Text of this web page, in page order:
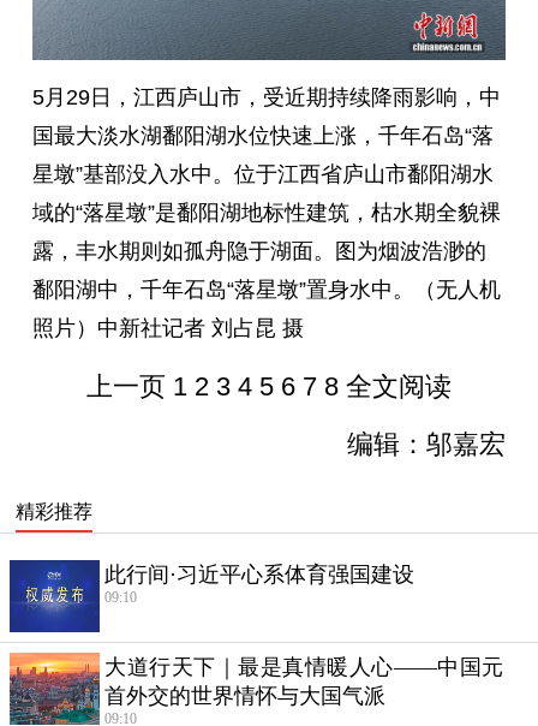
5月29日，江西庐山市，受近期持续降雨影响，中
国最大淡水湖鄱阳湖水位快速上涨，千年石岛“落
星墩”基部没入水中。位于江西省庐山市鄱阳湖水
域的“落星墩”是鄱阳湖地标性建筑，枯水期全貌裸
露，丰水期则如孤舟隐于湖面。图为烟波浩渺的
鄱阳湖中，千年石岛“落星墩”置身水中。（无人机
照片）中新社记者 刘占昆 摄
上一页 1 2 3 4 5 6 7 8 全文阅读
编辑：邬嘉宏
精彩推荐